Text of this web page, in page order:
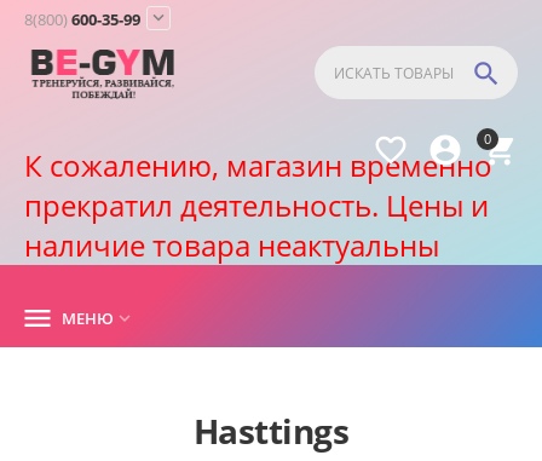
8(800)600-35-99 
0




К сожалению, магазин временно
прекратил деятельность. Цены и
наличие товара неактуальны
 МЕНЮ 
Hasttings